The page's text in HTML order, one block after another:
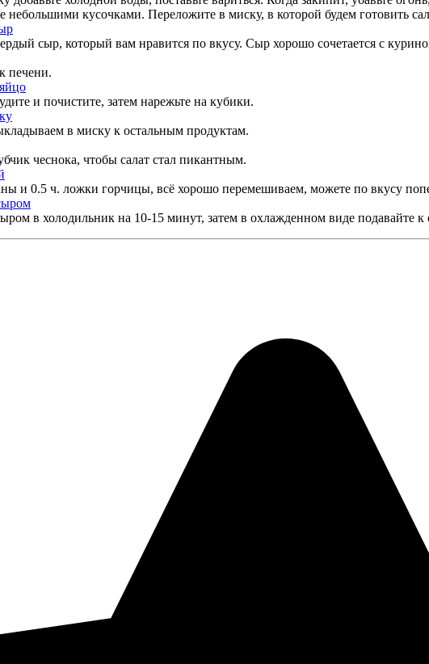
небольшими кусочками. Переложите в миску, в которой будем готовить
сыр, который вам нравится по вкусу. Сыр хорошо сочетается с
печени.
и почистите, затем нарежьте на кубики.
в миску к остальным продуктам.
чеснока, чтобы салат стал пикантным.
и 0.5 ч. ложки горчицы, всё хорошо перемешиваем, можете по вкусу
в холодильник на 10-15 минут, затем в охлажденном виде подавайте